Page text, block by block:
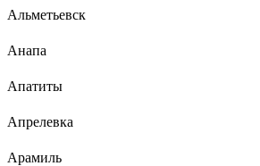
Альметьевск
Анапа
Апатиты
Апрелевка
Арамиль